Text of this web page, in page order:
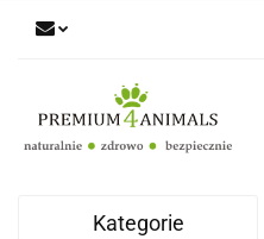
Kategorie